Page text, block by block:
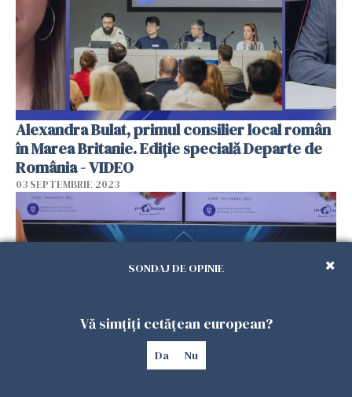
Alexandra Bulat, primul consilier local român
în Marea Britanie. Ediție specială Departe de
România - VIDEO
03 SEPTEMBRIE 2023
SONDAJ DE OPINIE
Vă simțiți cetățean european?
Da Nu